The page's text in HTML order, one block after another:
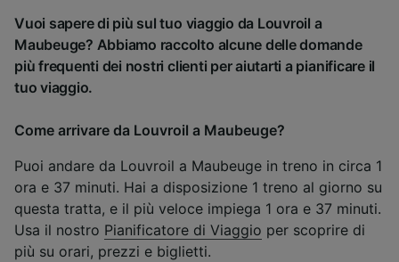
Vuoi sapere di più sul tuo viaggio da Louvroil a
Maubeuge? Abbiamo raccolto alcune delle domande
più frequenti dei nostri clienti per aiutarti a pianificare il
tuo viaggio.
Come arrivare da Louvroil a Maubeuge?
Puoi andare da Louvroil a Maubeuge in treno in circa 1
ora e 37 minuti. Hai a disposizione 1 treno al giorno su
questa tratta, e il più veloce impiega 1 ora e 37 minuti.
Usa il nostro Pianificatore di Viaggio per scoprire di
più su orari, prezzi e biglietti.